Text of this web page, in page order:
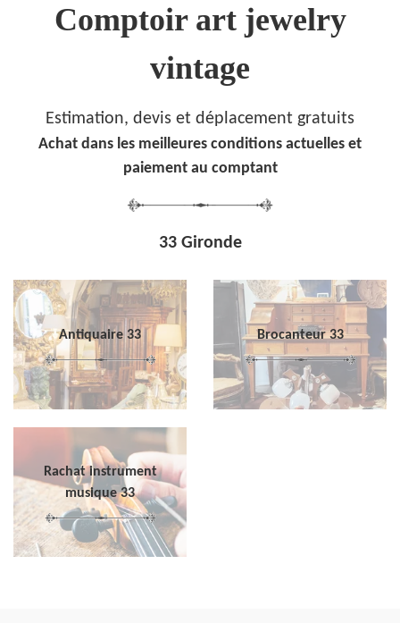
Comptoir art jewelry
vintage
Estimation, devis et déplacement gratuits
Achat dans les meilleures conditions actuelles et
paiement au comptant
33 Gironde
Antiquaire 33 Brocanteur 33
Rachat instrument
musique 33